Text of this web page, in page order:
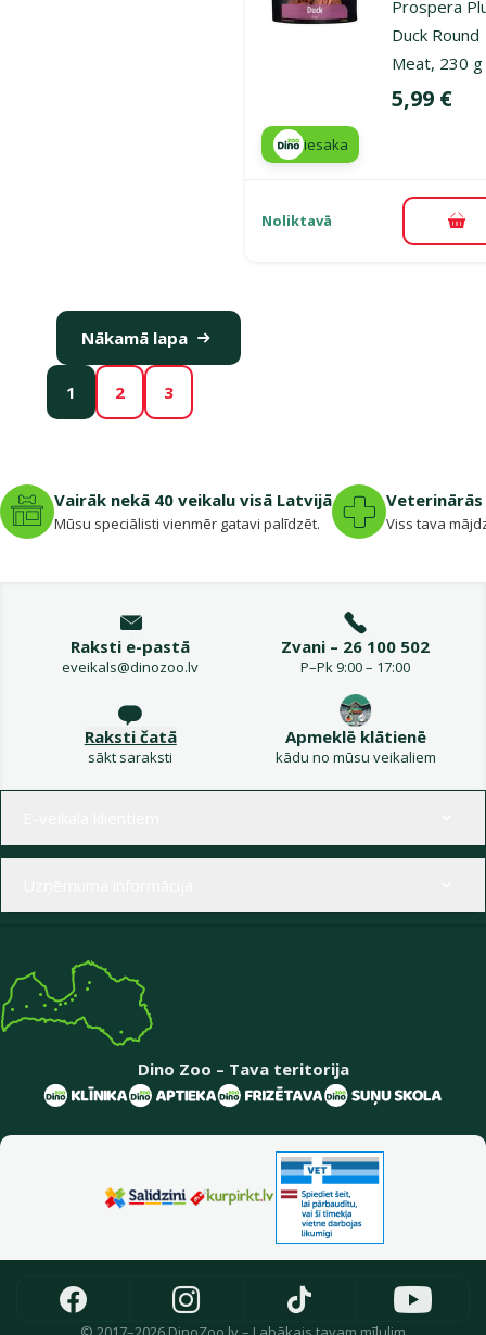
Prospera
Duck Round
Meat, 230 g
Cena
5,99 €
iesaka
Noliktavā
1 2 3
Nākamā lapa
Vairāk nekā 40 veikalu visā Latvijā
Mūsu speciālisti vienmēr gatavi palīdzēt. Viss tava
Raksti e-pastā
eveikals@dinozoo.lv
Zvani – 26 100 502
P–Pk 9:00 – 17:00
Raksti čatā
sākt saraksti
Apmeklē klātienē
kādu no mūsu veikaliem
Dino Zoo – Tava teritorija